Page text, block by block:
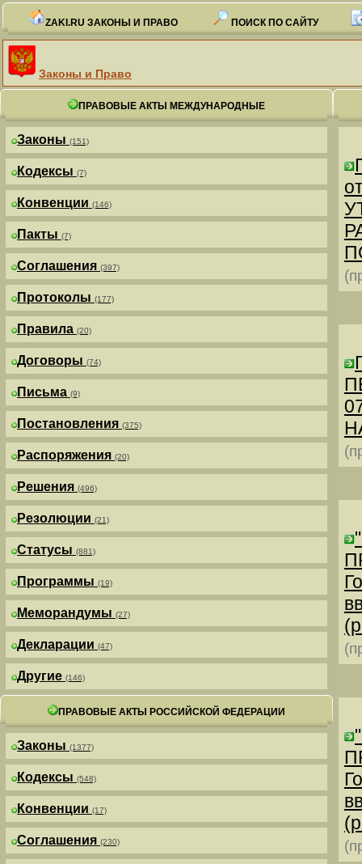
ZAKI.RU ЗАКОНЫ И ПРАВО ПОИСК ПО САЙТУ
Законы и Право
ПРАВОВЫЕ АКТЫ МЕЖДУНАРОДНЫЕ
Законы (151)
Кодексы (7)
Конвенции (146)
Пакты (7)
Соглашения (397)
Протоколы (177)
Правила (20)
Договоры (74)
Письма (9)
Постановления (375)
Распоряжения (20)
Решения (496)
Резолюции (21)
Статусы (881)
Программы (19)
Меморандумы (27)
Декларации (47)
Другие (146)
ПРАВОВЫЕ АКТЫ РОССИЙСКОЙ ФЕДЕРАЦИИ
Законы (1377)
Кодексы (548)
Конвенции (17)
Соглашения (230)